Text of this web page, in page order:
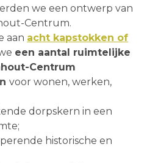
we een ontwerp van
Centrum.
aan acht kapstokken of
een aantal ruimtelijke
Centrum
voor wonen, werken,
dorpskern in een
historische en